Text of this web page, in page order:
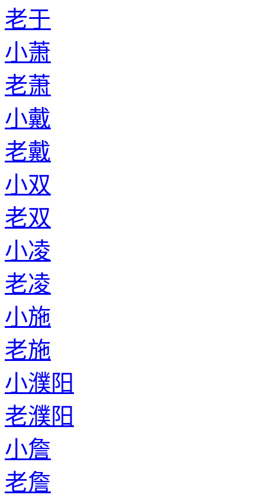
老于
小萧
老萧
小戴
老戴
小双
老双
小凌
老凌
小施
老施
小濮阳
老濮阳
小詹
老詹